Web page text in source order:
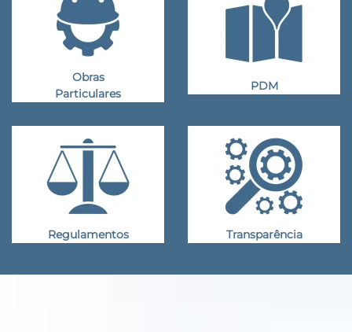
Obras
Particulares
PDM
Regulamentos Transparência